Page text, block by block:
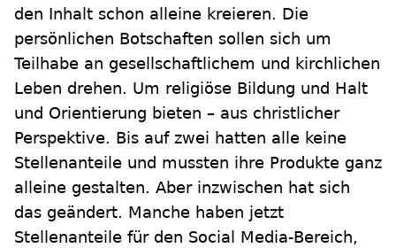
den Inhalt schon alleine kreieren. Die
persönlichen Botschaften sollen sich um
Teilhabe an gesellschaftlichem und kirchlichen
Leben drehen. Um religiöse Bildung und Halt
und Orientierung bieten – aus christlicher
Perspektive. Bis auf zwei hatten alle keine
Stellenanteile und mussten ihre Produkte ganz
alleine gestalten. Aber inzwischen hat sich
das geändert. Manche haben jetzt
Stellenanteile für den Social Media-Bereich,